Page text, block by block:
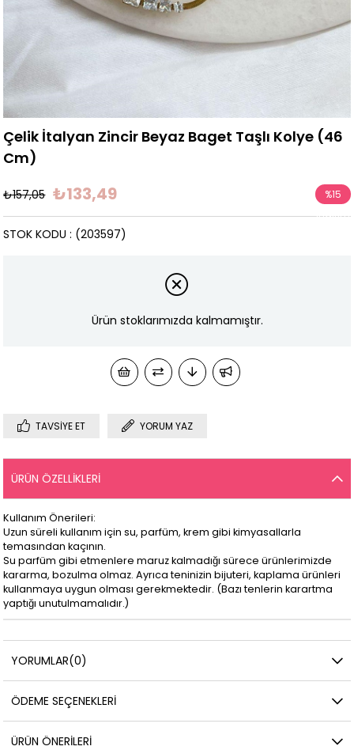
Çelik İtalyan Zincir Beyaz Baget Taşlı Kolye (46
Cm)
₺157,05 ₺133,49 %15
İndirim
(203597)
STOK KODU
Ürün stoklarımızda kalmamıştır.
TAVSIYE ET YORUM YAZ
ÜRÜN ÖZELLIKLERI
Kullanım Önerileri:
Uzun süreli kullanım için su, parfüm, krem gibi kimyasallarla
temasından kaçının.
Su parfüm gibi etmenlere maruz kalmadığı sürece ürünlerimizde
kararma, bozulma olmaz. Ayrıca teninizin bijuteri, kaplama ürünleri
kullanmaya uygun olması gerekmektedir. (Bazı tenlerin karartma
yaptığı unutulmamalıdır.)
YORUMLAR(0)
ÖDEME SEÇENEKLERI
ÜRÜN ÖNERILERI